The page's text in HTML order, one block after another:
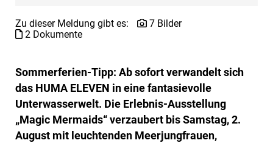
Zu dieser Meldung gibt es:
7 Bilder
2 Dokumente
Sommerferien-Tipp: Ab sofort verwandelt sich
das HUMA ELEVEN in eine fantasievolle
Unterwasserwelt. Die Erlebnis-Ausstellung
„Magic Mermaids“ verzaubert bis Samstag, 2.
August mit leuchtenden Meerjungfrauen,